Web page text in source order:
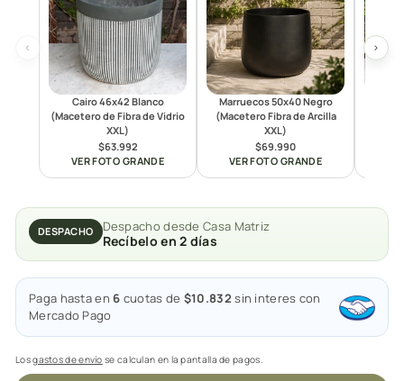
‹
Cairo 46x42 Blanco
(Macetero de Fibra de Vidrio
XXL)
$63.992
VER FOTO GRANDE
Marruecos 50x40 Negro
(Macetero Fibra de Arcilla
XXL)
$69.990
VER FOTO GRANDE
›
DESPACHO Despacho desde Casa Matriz
Recíbelo en 2 días
Paga hasta en 6 cuotas de $10.832 sin interes con
Mercado Pago
Losgastos de envío se calculan en la pantalla de pagos.